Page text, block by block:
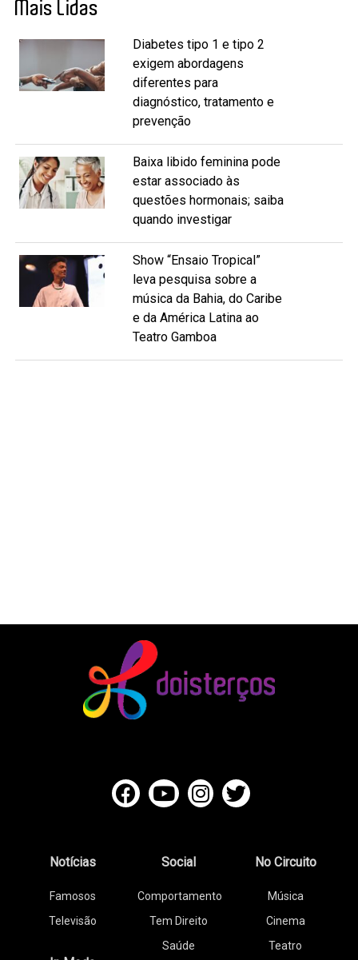
Mais Lidas
Diabetes tipo 1 e tipo 2
exigem abordagens
diferentes para
diagnóstico, tratamento e
prevenção
Baixa libido feminina pode
estar associado às
questões hormonais; saiba
quando investigar
Show “Ensaio Tropical”
leva pesquisa sobre a
música da Bahia, do Caribe
e da América Latina ao
Teatro Gamboa
Notícias
Famosos
Televisão
Social
Comportamento
Tem Direito
Saúde
No Circuito
Música
Cinema
Teatro